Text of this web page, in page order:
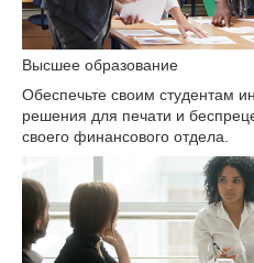
Высшее образование
Обеспечьте своим студентам
решения для печати и
своего финансового отдела.